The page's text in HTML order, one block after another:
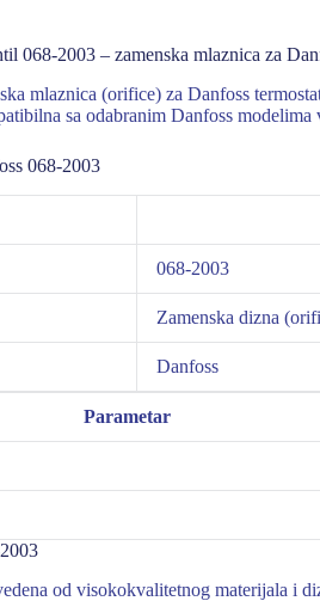
068-2003 – zamenska mlaznica za
mlaznica (orifice) za Danfoss
sa odabranim Danfoss
068-2003
068-2003
Zamenska dizna
Danfoss
Parametar
od visokokvalitetnog materijala i